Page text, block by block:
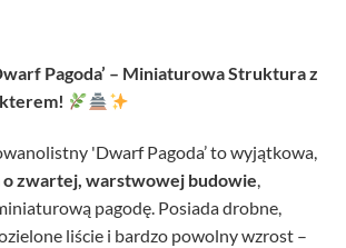
Pagoda’ – Miniaturowa Struktura z
'Dwarf Pagoda’ to wyjątkowa,
o zwartej, warstwowej budowie,
pagodę. Posiada drobne,
liście i bardzo powolny wzrost –